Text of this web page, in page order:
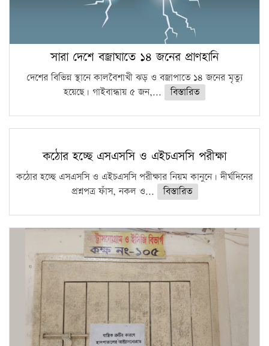
সারা দেশে বজ্রাঘাতে ১৪ জনের প্রাণহানি
দেশের বিভিন্ন স্থানে কালবৈশাখী ঝড় ও বজ্রাপাতে ১৪ জনের মৃত্যু
হয়েছে। গাইবান্ধায় ৫ জন,...
বিস্তারিত
কঠোর হচ্ছে এসএসসি ও এইচএসসি পরীক্ষা
কঠোর হচ্ছে এসএসসি ও এইচএসসি পরীক্ষার নিয়ম কানুনে। দীর্ঘদিনের
প্রশ্নপত্র ফাঁস, নকল ও...
বিস্তারিত